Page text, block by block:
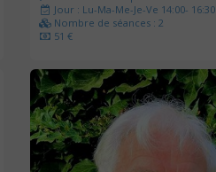
Jour : Lu-Ma-Me-Je-Ve 14:00- 16:30
Nombre de séances : 2
51 €